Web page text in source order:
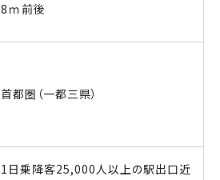
8ｍ前後
首都圏（一都三県）
1日乗降客25,000人以上の駅出口近